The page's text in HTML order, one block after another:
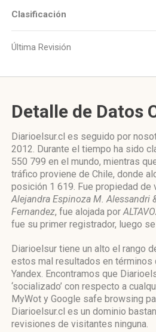
Clasificación
Última Revisión
Detalle de Datos
Diarioelsur.cl es seguido por
2012. Durante el tiempo ha sido
550 799 en el mundo, mientras
tráfico proviene de Chile, donde
posición 1 619. Fue propiedad de
Alejandra Espinoza M. Alessandri
Fernandez, fue alojada por
fue su primer registrador, luego
Diarioelsur tiene un alto el rango
estos mal resultados en términos
Yandex. Encontramos que
‘socializado’ con respecto a
MyWot y Google safe browsing
Diarioelsur.cl es un dominio
revisiones de visitantes ninguna.